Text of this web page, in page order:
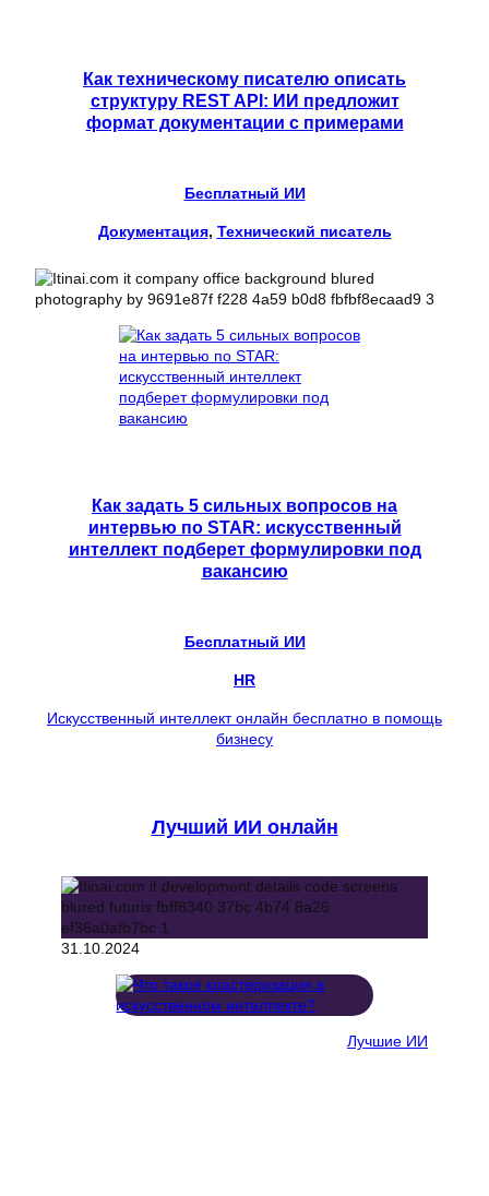
Как техническому писателю описать
структуру REST API: ИИ предложит
формат документации с примерами
Бесплатный ИИ
Документация, Технический писатель
Как задать 5 сильных вопросов на
интервью по STAR: искусственный
интеллект подберет формулировки под
вакансию
Бесплатный ИИ
HR
Искусственный интеллект онлайн бесплатно в помощь
бизнесу
Лучший ИИ онлайн
31.10.2024
Лучшие ИИ